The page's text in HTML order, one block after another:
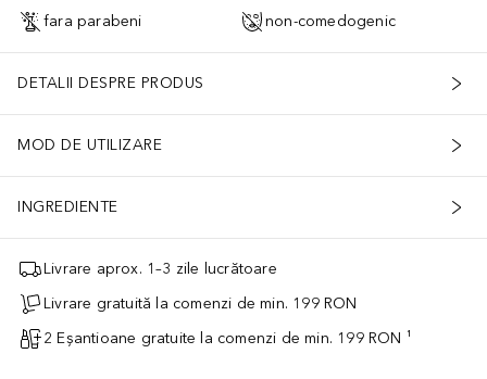
fara parabeni non-comedogenic
DETALII DESPRE PRODUS
MOD DE UTILIZARE
INGREDIENTE
Livrare aprox. 1–3 zile lucrătoare
Livrare gratuită la comenzi de min. 199 RON
2 Eșantioane gratuite la comenzi de min. 199 RON ¹